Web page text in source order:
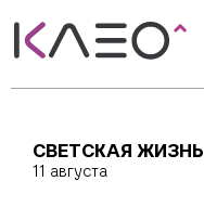
СВЕТСКАЯ ЖИЗНЬ
11 августа